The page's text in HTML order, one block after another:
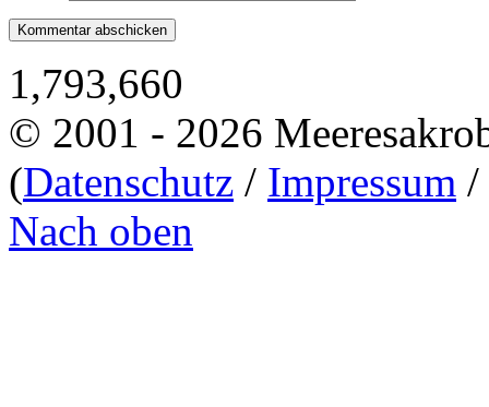
1,793,660
© 2001 - 2026
(Datenschutz / Impressum /
Nach oben